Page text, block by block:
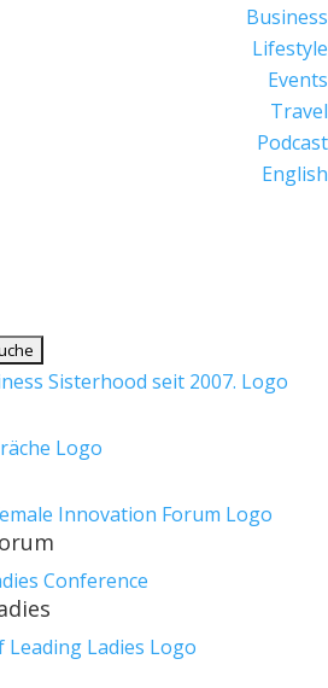
Business
Lifestyle
Events
Travel
Podcast
English